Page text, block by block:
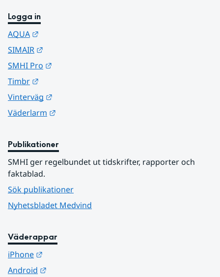
Logga in
AQUA
SIMAIR
SMHI Pro
Timbr
Vinterväg
Väderlarm
Publikationer
SMHI ger regelbundet ut tidskrifter, rapporter och
faktablad.
Sök publikationer
Nyhetsbladet Medvind
Väderappar
iPhone
Android